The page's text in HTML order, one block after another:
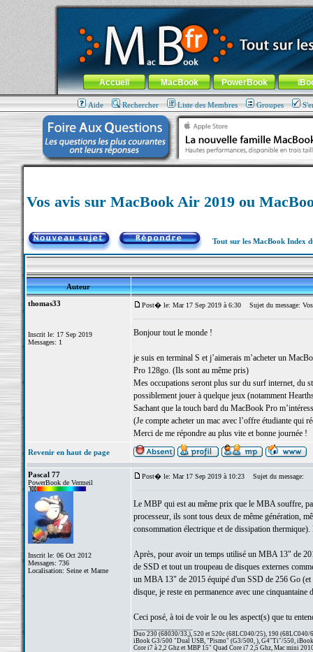
MacBook-fr.com : 100% Apple... 100% nomade !
Aller au contenu-Aller au menu général-Aller au menu de
Menu général
Accueil MacBook PowerBook
Aide Rechercher Liste des Membres Groupes
Vos avis sur MacBook Air 2019 ou
Tout sur les MacBook Index
Auteur
thomas33
Inscrit le: 17 Sep 2019
Messages: 1
Post� le: Mar 17 Sep 2019 à 6:30 Sujet du message:
Bonjour tout le monde !
je suis en terminal S et j’aimerais m’acheter un
Pro 128go. (Ils sont au même pris)
Mes occupations seront plus sur du surf internet, du
possiblement jouer à quelque jeux (notamment
Sachant que la touch bard du MacBook Pro
(Je compte acheter un mac avec l’offre étudiante qui
Merci de me répondre au plus vite et bonne journée !
Revenir en haut de page
Pascal 77
PowerBook de Vermeil
Inscrit le: 06 Oct 2012
Messages: 736
Localisation: Seine et Marne
Post� le: Mar 17 Sep 2019 à 10:23 Sujet du message:
Le MBP qui est au même prix que le MBA souffre,
processeur, ils sont tous deux de même génération,
consommation électrique et de dissipation
Après, pour avoir un temps utilisé un MBA 13" de
de SSD et tout un troupeau de disques externes
un MBA 13" de 2015 équipé d'un SSD de 256 Go (et
disque, je reste en permanence avec une
Ceci posé, à toi de voir le ou les aspect(s) que tu
Duo 230 (68030/33,), 520 et 520c (68LC040/25), 190 (68LC040/
iBook G3/500 "Dual USB, "Pismo" (G3/500, ), G4"Ti"/550,
Core i7 à 2,2 Ghz et MBP 15" Quad Core i7 2,5 Ghz, Mac mini